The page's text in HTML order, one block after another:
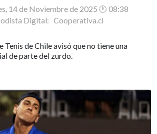
14 de Noviembre de 2025 🕐 08:38
Digital: Cooperativa.cl
Tenis de Chile avisó que no tiene una
de parte del zurdo.